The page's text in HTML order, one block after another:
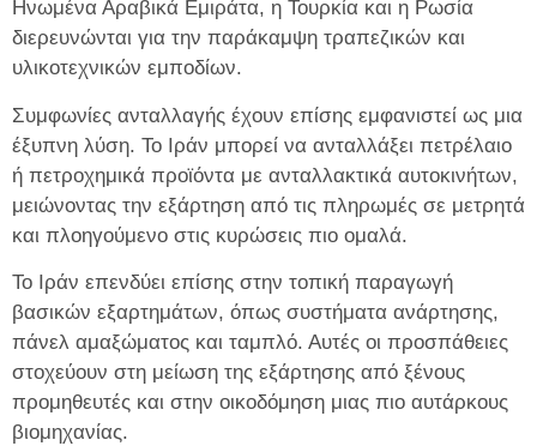
Ηνωμένα Αραβικά Εμιράτα, η Τουρκία και η Ρωσία
διερευνώνται για την παράκαμψη τραπεζικών και
υλικοτεχνικών εμποδίων.
Συμφωνίες ανταλλαγής έχουν επίσης εμφανιστεί ως μια
έξυπνη λύση. Το Ιράν μπορεί να ανταλλάξει πετρέλαιο
ή πετροχημικά προϊόντα με ανταλλακτικά αυτοκινήτων,
μειώνοντας την εξάρτηση από τις πληρωμές σε μετρητά
και πλοηγούμενο στις κυρώσεις πιο ομαλά.
Το Ιράν επενδύει επίσης στην τοπική παραγωγή
βασικών εξαρτημάτων, όπως συστήματα ανάρτησης,
πάνελ αμαξώματος και ταμπλό. Αυτές οι προσπάθειες
στοχεύουν στη μείωση της εξάρτησης από ξένους
προμηθευτές και στην οικοδόμηση μιας πιο αυτάρκους
βιομηχανίας.